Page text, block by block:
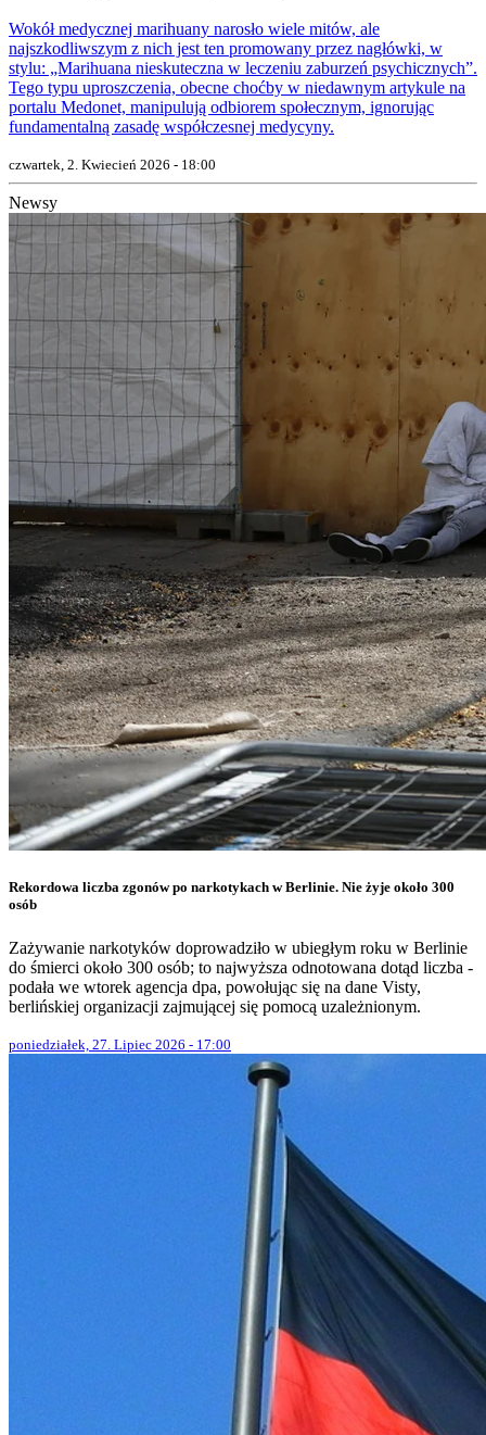
Wokół medycznej marihuany narosło wiele mitów, ale
najszkodliwszym z nich jest ten promowany przez nagłówki, w
stylu: „Marihuana nieskuteczna w leczeniu zaburzeń psychicznych”.
Tego typu uproszczenia, obecne choćby w niedawnym artykule na
portalu Medonet, manipulują odbiorem społecznym, ignorując
fundamentalną zasadę współczesnej medycyny.
czwartek, 2. Kwiecień 2026 - 18:00
Newsy
Rekordowa liczba zgonów po narkotykach w Berlinie. Nie żyje około 300
osób
Zażywanie narkotyków doprowadziło w ubiegłym roku w Berlinie
do śmierci około 300 osób; to najwyższa odnotowana dotąd liczba -
podała we wtorek agencja dpa, powołując się na dane Visty,
berlińskiej organizacji zajmującej się pomocą uzależnionym.
poniedziałek, 27. Lipiec 2026 - 17:00